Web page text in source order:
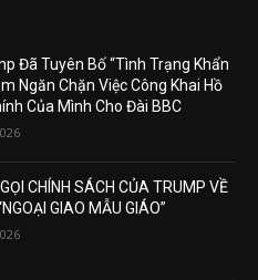
Đã Tuyên Bố “Tình Trạng Khẩn
Ngăn Chặn Việc Công Khai Hồ
Của Mình Cho Đài BBC
CHÍNH SÁCH CỦA TRUMP VỀ
GIAO MẪU GIÁO”